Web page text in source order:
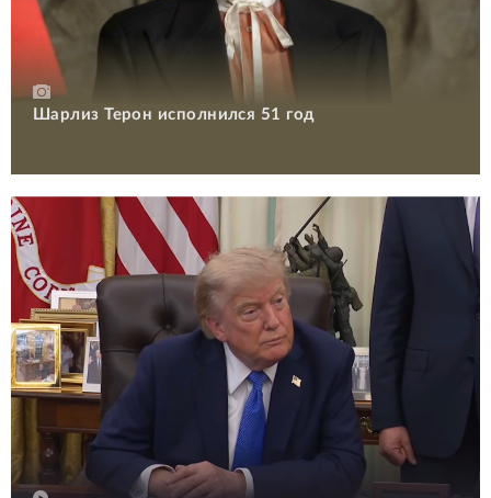
Шарлиз Терон исполнился 51 год